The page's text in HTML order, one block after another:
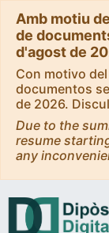
Amb motiu
de
d'agost de
Con motivo
documentos
de 2026.
Due to the
resume
any